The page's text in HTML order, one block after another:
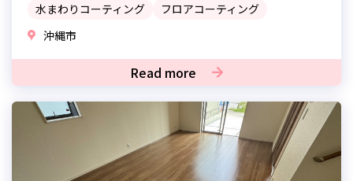
水まわりコーティング
フロアコーティング
沖縄市
Read more